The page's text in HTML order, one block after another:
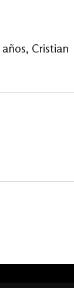
Cristian